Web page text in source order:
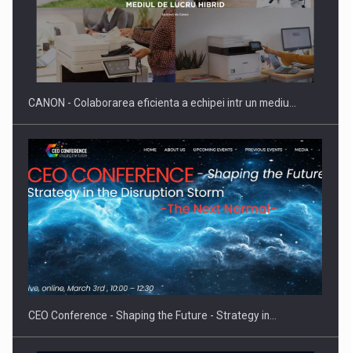
CANON - Colaborarea eficienta a echipei intr un mediu…
CEO Conference - Shaping the Future - Strategy in…